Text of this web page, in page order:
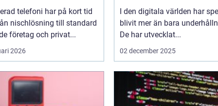
telefoni har på kort tid
nischlösning till standard
företag och privat...
2026
I den digitala världen har
blivit mer än bara
De har utvecklat...
02 december 2025